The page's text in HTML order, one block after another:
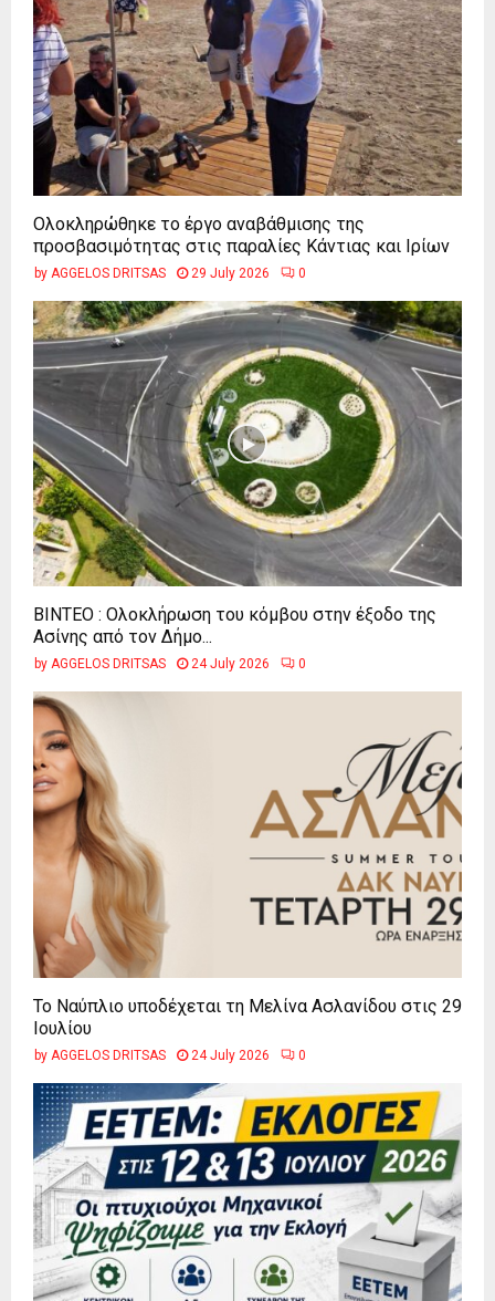
Ολοκληρώθηκε το έργο αναβάθμισης της
προσβασιμότητας στις παραλίες Κάντιας και Ιρίων
by AGGELOS DRITSAS 29 July 2026 0
ΒΙΝΤΕΟ : Ολοκλήρωση του κόμβου στην έξοδο της
Ασίνης από τον Δήμο...
by AGGELOS DRITSAS 24 July 2026 0
Το Ναύπλιο υποδέχεται τη Μελίνα Ασλανίδου στις 29
Ιουλίου
by AGGELOS DRITSAS 24 July 2026 0